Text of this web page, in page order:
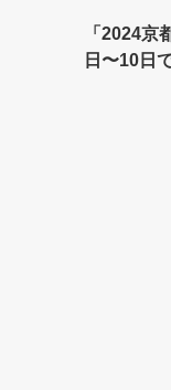
「2024京
日〜10日